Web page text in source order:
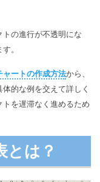
トの進行が不透明にな
。
ャートの作成方法から、
的な例を交えて詳しく
を遅滞なく進めるため
とは？